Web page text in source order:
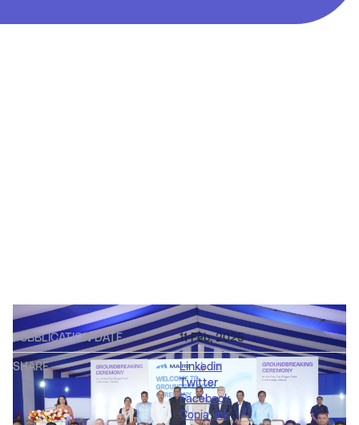
PUBBLICATION DATE 11 Feb, 2025
SHARE
Linkedin
Twitter
Facebook
Copia link